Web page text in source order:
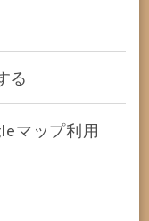
る
マップ利用